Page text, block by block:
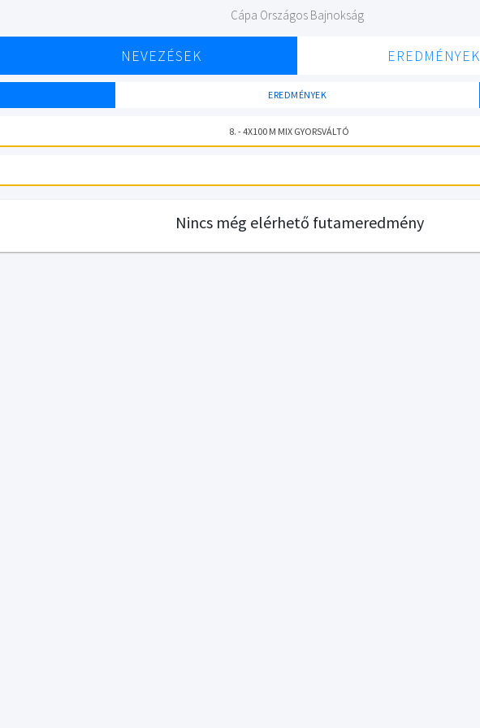
Cápa Országos Bajnokság
NEVEZÉSEK EREDMÉNYEK
EREDMÉNYEK
8. - 4X100 M MIX GYORSVÁLTÓ
Nincs még elérhető futameredmény